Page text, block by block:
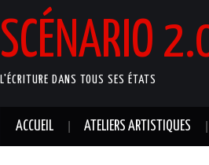
SCÉNARIO
L'ÉCRITURE DANS TOUS SES ÉTATS
ACCUEIL ATELIERS ARTISTIQUES